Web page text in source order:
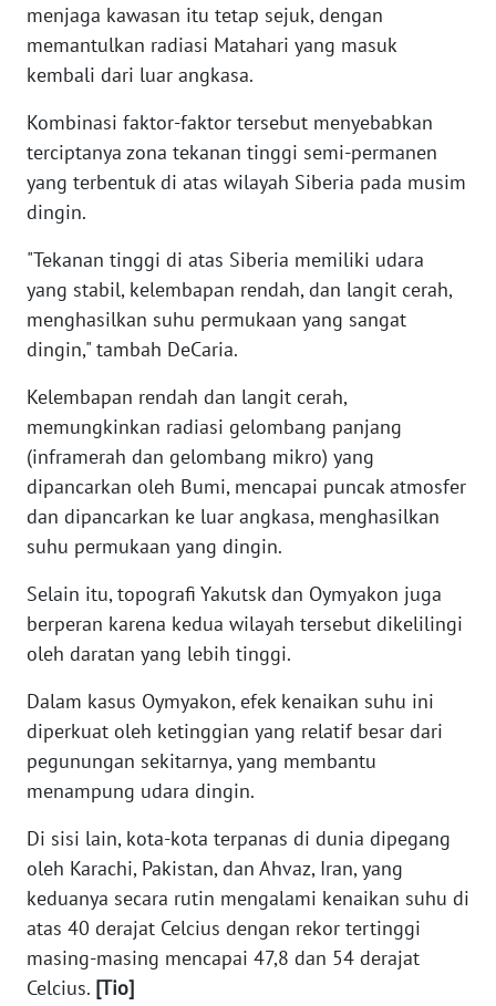
menjaga kawasan itu tetap sejuk, dengan
memantulkan radiasi Matahari yang masuk
kembali dari luar angkasa.
Kombinasi faktor-faktor tersebut menyebabkan
terciptanya zona tekanan tinggi semi-permanen
yang terbentuk di atas wilayah Siberia pada musim
dingin.
"Tekanan tinggi di atas Siberia memiliki udara
yang stabil, kelembapan rendah, dan langit cerah,
menghasilkan suhu permukaan yang sangat
dingin," tambah DeCaria.
Kelembapan rendah dan langit cerah,
memungkinkan radiasi gelombang panjang
(inframerah dan gelombang mikro) yang
dipancarkan oleh Bumi, mencapai puncak atmosfer
dan dipancarkan ke luar angkasa, menghasilkan
suhu permukaan yang dingin.
Selain itu, topografi Yakutsk dan Oymyakon juga
berperan karena kedua wilayah tersebut dikelilingi
oleh daratan yang lebih tinggi.
Dalam kasus Oymyakon, efek kenaikan suhu ini
diperkuat oleh ketinggian yang relatif besar dari
pegunungan sekitarnya, yang membantu
menampung udara dingin.
Di sisi lain, kota-kota terpanas di dunia dipegang
oleh Karachi, Pakistan, dan Ahvaz, Iran, yang
keduanya secara rutin mengalami kenaikan suhu di
atas 40 derajat Celcius dengan rekor tertinggi
masing-masing mencapai 47,8 dan 54 derajat
Celcius. [Tio]
WN
BABEL
WN
WN
SUMSEL
BENGKULU
WN
JATENG
WN
NUSANTARA
WN
JOGJA
JATIM
WN
BALI
WN
KALBAR
WN
KALTENG